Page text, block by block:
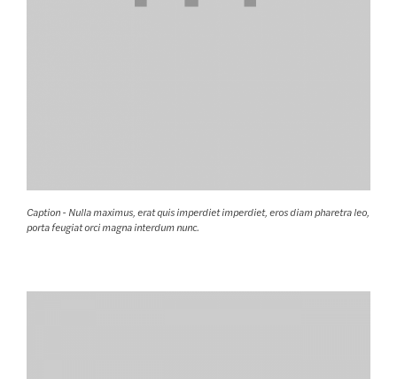
Caption - Nulla maximus, erat quis imperdiet imperdiet, eros diam pharetra leo,
porta feugiat orci magna interdum nunc.